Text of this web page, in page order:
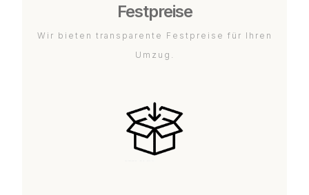
Festpreise
Wir bieten transparente Festpreise für Ihren
Umzug.